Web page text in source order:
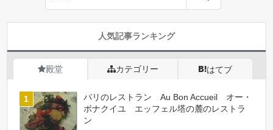
人気記事ランキング
殿堂 カテゴリー はてブ
パリのレストラン Au Bon Accueil オー・
ボナクイユ エッフェル塔の麓のレストラ
ン